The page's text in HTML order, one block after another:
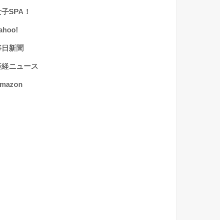
SPA！
新聞
経ニュース